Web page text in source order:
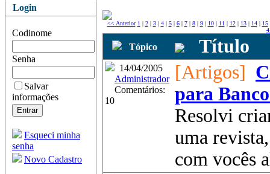
Login
Codinome
Senha
Salvar
informações
Esqueci minha
senha
Novo Cadastro
<< Anterior 1 | 2| 3| 4| 5| 6| 7| 8| 9| 10| 11 | 12| 13| 14| 15
Tópico Título
14/04/2005
Administrador
Comentários:
10
[Artigos]
para
Resolvi
uma
com vocês